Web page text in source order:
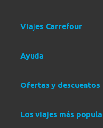
Viajes Carrefour
Ayuda
Ofertas y descuentos
Los viajes más